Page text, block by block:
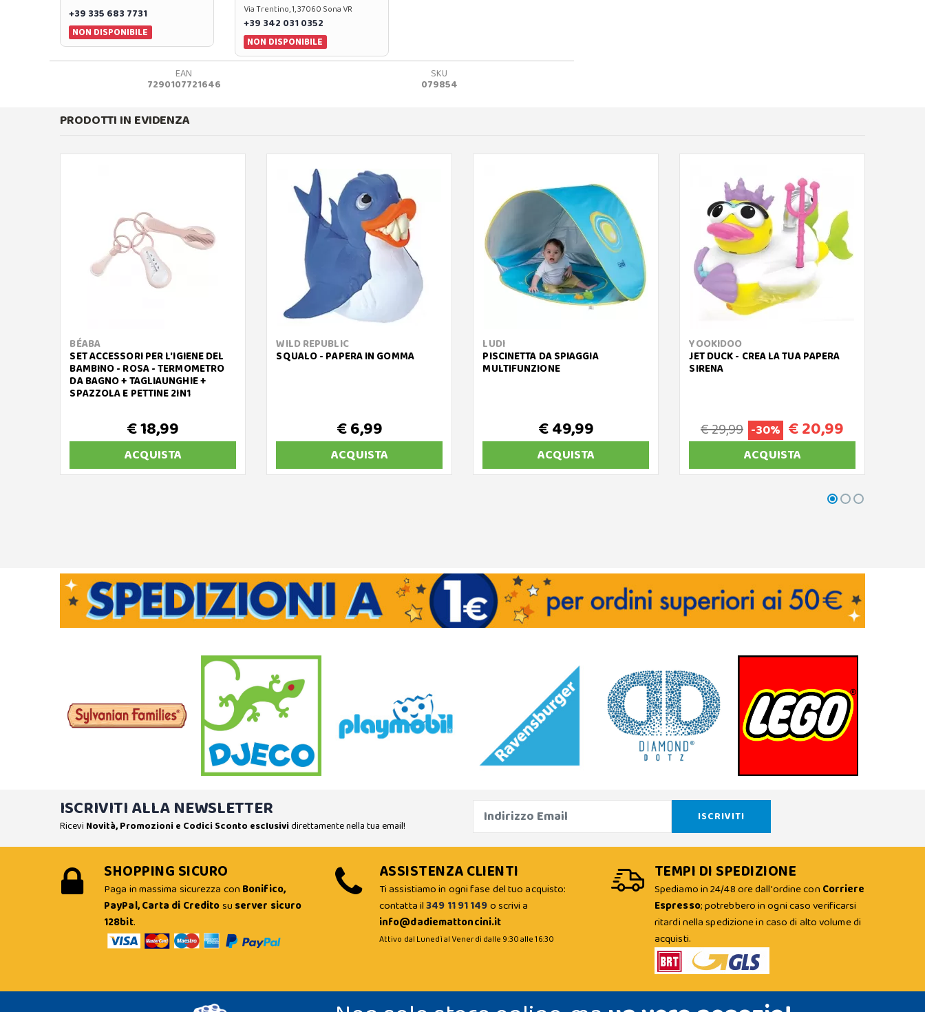
+39 335 683 7731
NON DISPONIBILE
Via Trentino, 1, 37060 Sona VR
+39 342 031 0352
NON DISPONIBILE
EAN
7290107721646
SKU
079854
PRODOTTI IN EVIDENZA
BÉABA
SET ACCESSORI PER L'IGIENE DEL
BAMBINO - ROSA - TERMOMETRO
DA BAGNO + TAGLIAUNGHIE +
SPAZZOLA E PETTINE 2IN1
€ 18,99
ACQUISTA
WILD REPUBLIC
SQUALO - PAPERA IN GOMMA
€ 6,99
ACQUISTA
LUDI
PISCINETTA DA SPIAGGIA
MULTIFUNZIONE
€ 49,99
ACQUISTA
YOOKIDOO
JET DUCK - CREA LA TUA PAPERA
SIRENA
€ 29,99 -30% € 20,99
ACQUISTA
ISCRIVITI ALLA NEWSLETTER
Ricevi Novità, Promozioni e Codici Sconto esclusividirettamente nella tua email!
SHOPPING SICURO
Paga in massima sicurezza con Bonifico,
PayPal, Carta di Creditosu server sicuro
128bit.
ASSISTENZA CLIENTI
Ti assistiamo in ogni fase del tuo acquisto:
contatta il349 11 91 149o scrivi a
info@dadiemattoncini.it
Attivo dal Lunedì al Venerdì dalle 9:30 alle 16:30
TEMPI DI SPEDIZIONE
Spediamo in 24/48 ore dall'ordine con Corriere
Espresso; potrebbero in ogni caso verificarsi
ritardi nella spedizione in caso di alto volume di
acquisti.